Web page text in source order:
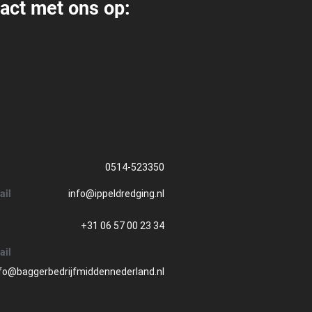
met ons op:
0514-523350
info@ippeldredging.nl
+31 06 57 00 23 34